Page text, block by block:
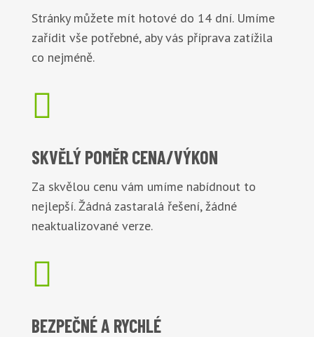
Stránky můžete mít hotové do 14 dní. Umíme
zařídit vše potřebné, aby vás příprava zatížila
co nejméně.

SKVĚLÝ POMĚRCENA/VÝKON
Za skvělou cenu vám umíme nabídnout to
nejlepší. Žádná zastaralá řešení, žádné
neaktualizované verze.

BEZPEČNÉA RYCHLÉ